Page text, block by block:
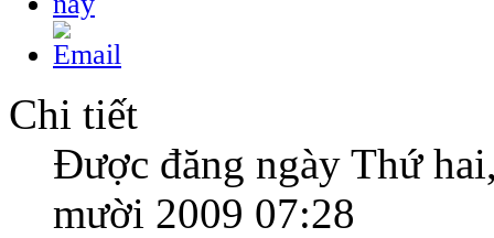
Chi tiết
Được đăng ngày Thứ
mười 2009 07:28